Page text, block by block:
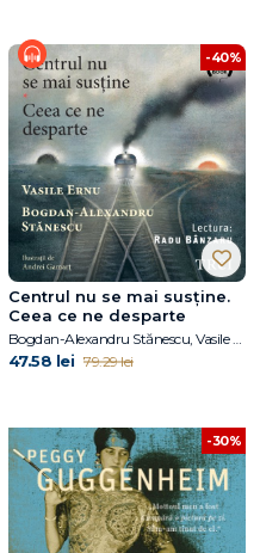
-40%
Centrul nu se mai susține.
Ceea ce ne desparte
Bogdan-Alexandru Stănescu, Vasile Ernu
47.58 lei 79.29 lei
-30%